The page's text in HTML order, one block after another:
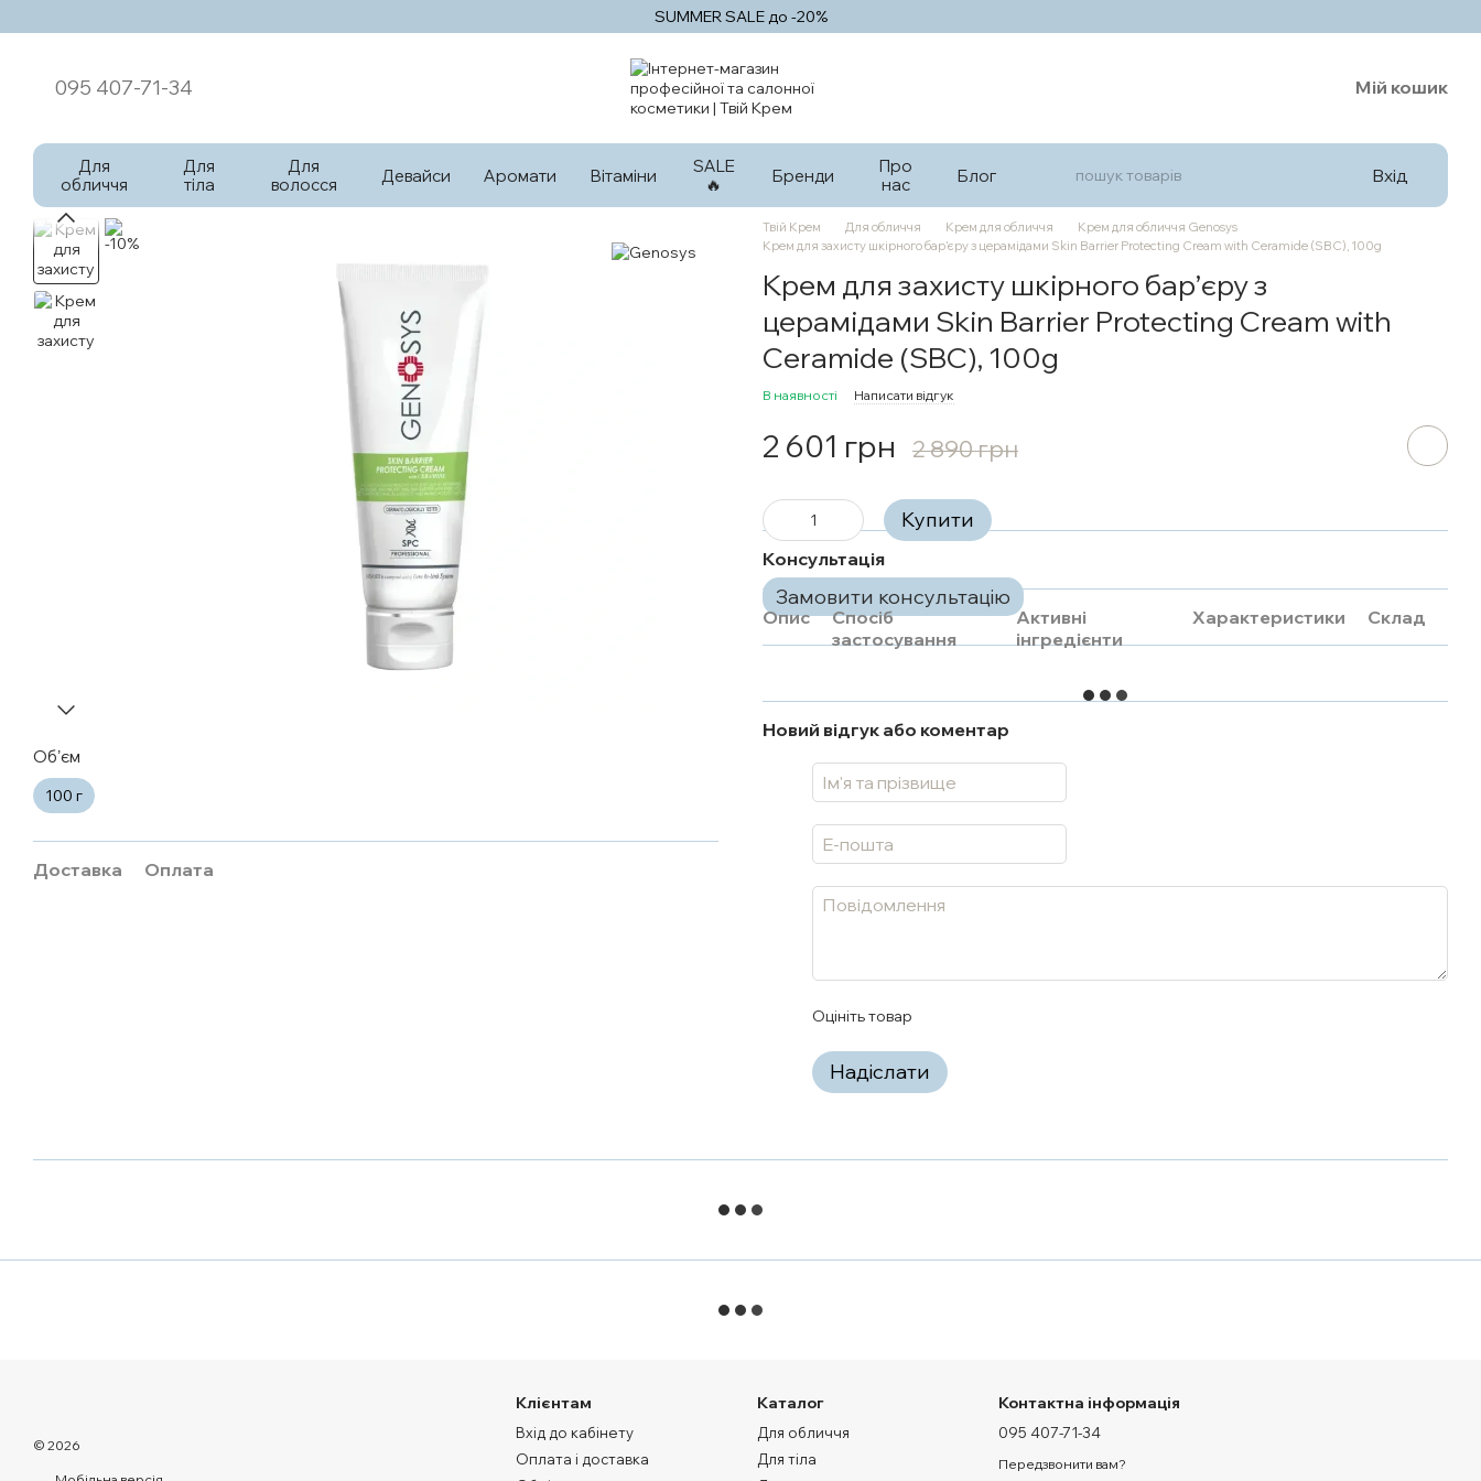
SUMMER SALE до -20%
095 407-71-34 Мій кошик
Для
обличчя
Для
тіла
Для
волосся
Девайси Аромати Вітаміни
SALE
🔥
Бренди
Про
нас
Блог Вхід
Обʼєм
100 г
Доставка Оплата
Твій Крем Для обличчя Крем для обличчя
Крем для обличчя Genosys
Крем для захисту шкірного бар’єру з церамідами Skin Barrier Protecting Cream with Ceramide (SBC), 100g
Крем для захисту шкірного бар’єру з
церамідами Skin Barrier Protecting Cream with
Ceramide (SBC), 100g
В наявності Написати відгук
2 601 грн 2 890 грн
Купити
Консультація
Замовити консультацію
Опис
Спосіб
застосування
Активні
інгредієнти
Характеристики Склад
Новий відгук або коментар
Оцініть товар
Надіслати
© 2026
Клієнтам
Вхід до кабінету
Оплата і доставка
Каталог
Для обличчя
Для тіла
Контактна інформація
095 407-71-34
Передзвонити вам?